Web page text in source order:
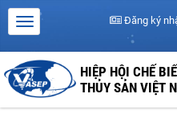
Đăng ký
HIỆP HỘI CHẾ
THỦY SẢN VIỆT